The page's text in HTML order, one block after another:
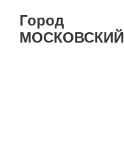
Город
МОСКОВСКИЙ